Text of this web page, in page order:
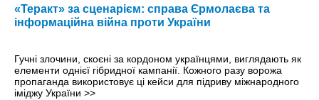
«Теракт» за сценарієм: справа Єрмолаєва та
інформаційна війна проти України
Гучні злочини, скоєні за кордоном українцями, виглядають як
елементи однієї гібридної кампанії. Кожного разу ворожа
пропаганда використовує ці кейси для підриву міжнародного
іміджу України >>